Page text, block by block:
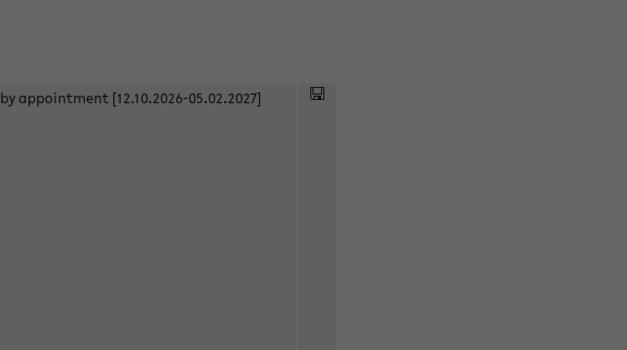
by appointment [12.10.2026-05.02.2027]